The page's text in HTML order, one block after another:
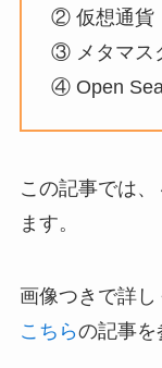
② 仮想通貨
③ メタマス
④ Open
この記事では
ます。
画像つきで詳
こちらの記事を